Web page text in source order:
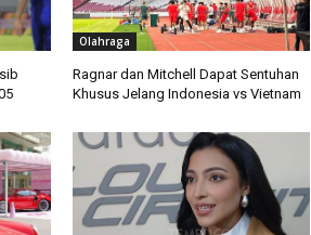
Olahraga
Ragnar dan Mitchell Dapat Sentuhan
Khusus Jelang Indonesia vs Vietnam